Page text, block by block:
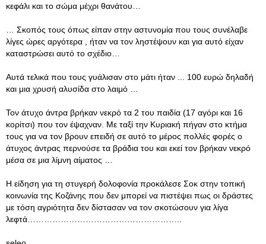
κεφάλι και το σώμα μέχρι θανάτου…
… Σκοπός τους όπως είπαν στην αστυνομία που τους συνέλαβε
λίγες ώρες αργότερα , ήταν να τον ληστέψουν και για αυτό είχαν
καταστρώσει αυτό το σχέδιο…
Αυτά τελικά που τους γυάλισαν στο μάτι ήταν ... 100 ευρώ δηλαδή
και μια χρυσή αλυσίδα στο λαιμό …
Τον άτυχο άντρα βρήκαν νεκρό τα 2 του παιδία (17 αγόρι και 16
κορίτσι) που τον έψαχναν. Με ταξί την Κυριακή πήγαν στο κτήμα
τους για να τον βρουν επειδή σε αυτό το μέρος πολλές φορές ο
άτυχος άντρας περνούσε τα βράδια του και εκεί τον βρήκαν νεκρό
μέσα σε μια λίμνη αίματος …
Η είδηση για τη στυγερή δολοφονία προκάλεσε Σοκ στην τοπική
κοινωνία της Κοζάνης που δεν μπορεί να πιστέψει πως οι δράστες
με τόση αγριότητα δεν δίστασαν να τον σκοτώσουν για λίγα
λεφτά………………………………………………..